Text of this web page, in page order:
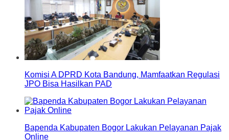
Komisi A DPRD Kota Bandung, Mamfaatkan Regulasi
JPO Bisa Hasilkan PAD
Bapenda Kabupaten Bogor Lakukan Pelayanan Pajak
Online